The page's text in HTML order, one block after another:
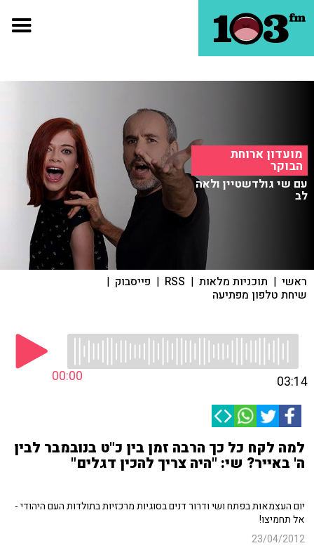
מועדון ארוחת
הבוקר
עם שי גולדשטיין ולאה
לב
ראשי | תוכניות מלאות |
RSS
| פייסבוק |
שיחת טלפון מפתיעה
00:00 03:14
למה לקח כל כך הרבה זמן בין כ"ט בנובמבר לבין
ה' באייר? שי: "היה צריך להכין דגלים"
יום העצמאות בפתח ושי ודרור דנים בסוגיות מרכזיות בתולדות העם היהודי -
אל תחמיצו!
23/04/2012